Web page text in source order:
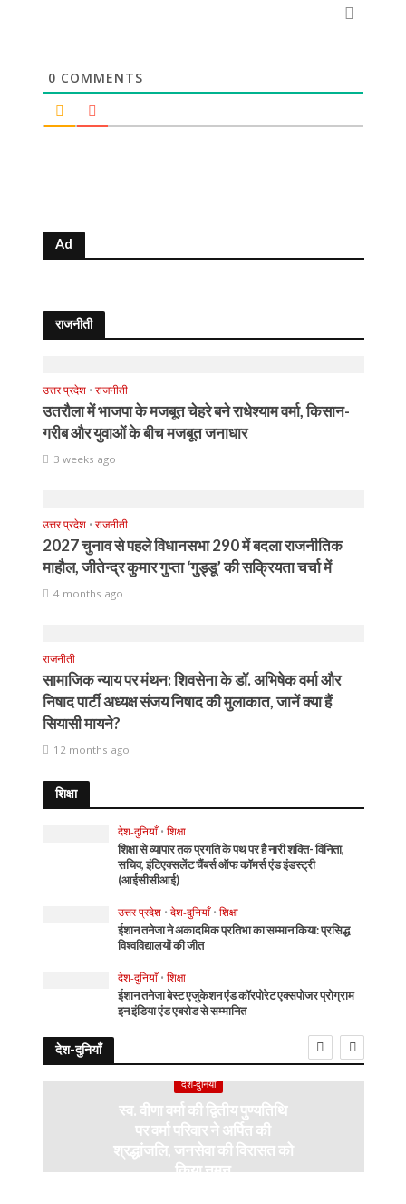
0 COMMENTS
Ad
राजनीती
उत्तर प्रदेश • राजनीती
उतरौला में भाजपा के मजबूत चेहरे बने राधेश्याम वर्मा, किसान-
गरीब और युवाओं के बीच मजबूत जनाधार
3 weeks ago
उत्तर प्रदेश • राजनीती
2027 चुनाव से पहले विधानसभा 290 में बदला राजनीतिक
माहौल, जीतेन्द्र कुमार गुप्ता ‘गुड्डू’ की सक्रियता चर्चा में
4 months ago
राजनीती
सामाजिक न्याय पर मंथन: शिवसेना के डॉ. अभिषेक वर्मा और
निषाद पार्टी अध्यक्ष संजय निषाद की मुलाकात, जानें क्या हैं
सियासी मायने?
12 months ago
शिक्षा
देश-दुनियाँ • शिक्षा
शिक्षा से व्यापार तक प्रगति के पथ पर है नारी शक्ति- विनिता,
सचिव, इंटिएक्सलेंट चैंबर्स ऑफ कॉमर्स एंड इंडस्ट्री
(आईसीसीआई)
उत्तर प्रदेश • देश-दुनियाँ • शिक्षा
ईशान तनेजा ने अकादमिक प्रतिभा का सम्मान किया: प्रसिद्ध
विश्वविद्यालयों की जीत
देश-दुनियाँ • शिक्षा
ईशान तनेजा बेस्ट एजुकेशन एंड कॉरपोरेट एक्सपोजर प्रोग्राम
इन इंडिया एंड एबरोड से सम्मानित
देश-दुनियाँ
देश-दुनियाँ
स्व. वीणा वर्मा की द्वितीय पुण्यतिथि
पर वर्मा परिवार ने अर्पित की
श्रद्धांजलि, जनसेवा की विरासत को
किया नमन